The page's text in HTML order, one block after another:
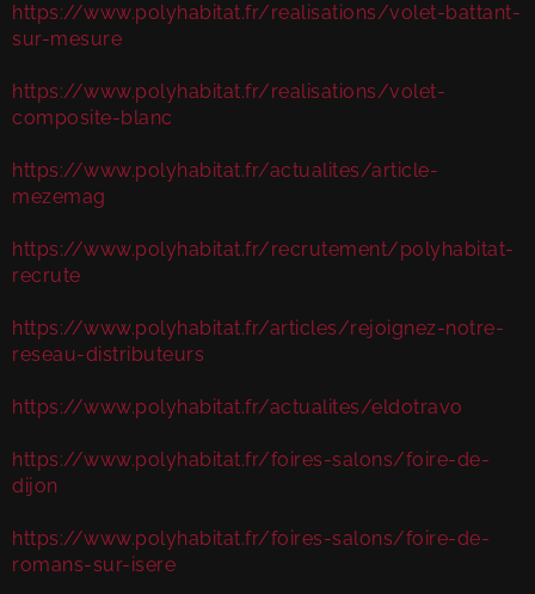
https://www.polyhabitat.fr/realisations/volet-battant-
sur-mesure
https://www.polyhabitat.fr/realisations/volet-
composite-blanc
https://www.polyhabitat.fr/actualites/article-
mezemag
https://www.polyhabitat.fr/recrutement/polyhabitat-
recrute
https://www.polyhabitat.fr/articles/rejoignez-notre-
reseau-distributeurs
https://www.polyhabitat.fr/actualites/eldotravo
https://www.polyhabitat.fr/foires-salons/foire-de-
dijon
https://www.polyhabitat.fr/foires-salons/foire-de-
romans-sur-isere